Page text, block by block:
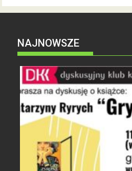
NAJNOWSZE